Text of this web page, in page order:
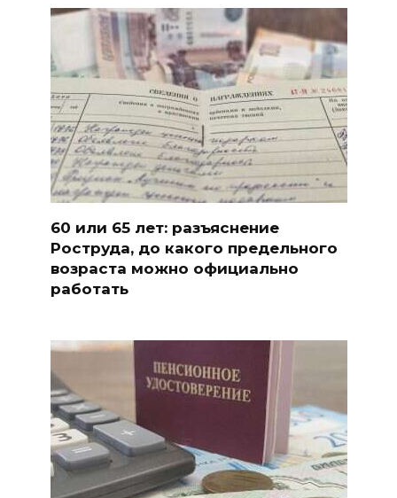
60 или 65 лет: разъяснение
Роструда, до какого предельного
возраста можно официально
работать